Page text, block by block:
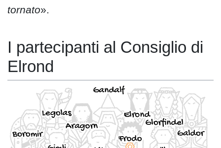
tornato».
I partecipanti al Consiglio di
Elrond